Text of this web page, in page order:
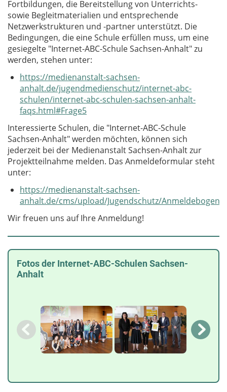
Fortbildungen, die Bereitstellung von Unterrichts-
sowie Begleitmaterialien und entsprechende
Netzwerkstrukturen und -partner unterstützt. Die
Bedingungen, die eine Schule erfüllen muss, um eine
gesiegelte "Internet-ABC-Schule Sachsen-Anhalt" zu
werden, stehen unter:
https://medienanstalt-sachsen-
anhalt.de/jugendmedienschutz/internet-abc-
schulen/internet-abc-schulen-sachsen-anhalt-
faqs.html#Frage5
Interessierte Schulen, die "Internet-ABC-Schule
Sachsen-Anhalt" werden möchten, können sich
jederzeit bei der Medienanstalt Sachsen-Anhalt zur
Projektteilnahme melden. Das Anmeldeformular steht
unter:
https://medienanstalt-sachsen-
anhalt.de/cms/upload/Jugendschutz/
Wir freuen uns auf Ihre Anmeldung!
Fotos der Internet-ABC-Schulen Sachsen-
Anhalt